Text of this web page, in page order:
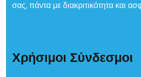
σας, πάντα με διακριτικότητα και
Χρήσιμοι Σύνδεσμοι